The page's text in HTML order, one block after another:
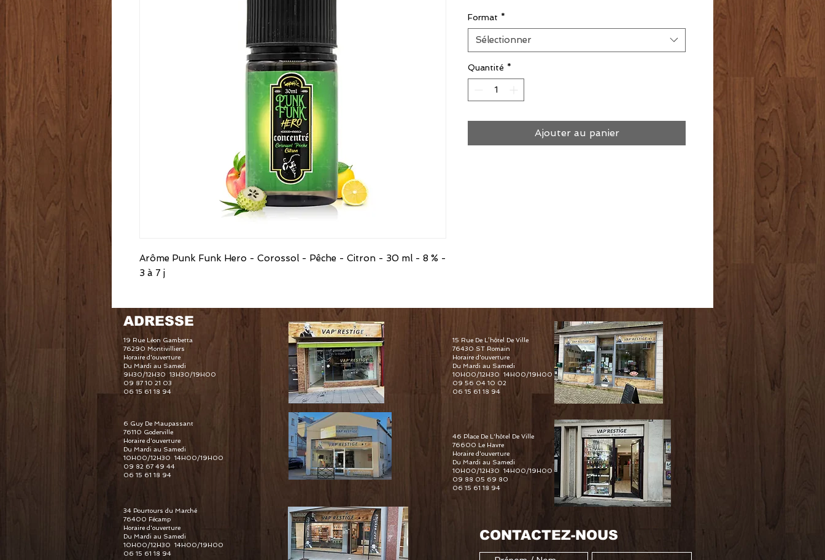
Arôme Punk Funk Hero - Corossol - Pêche - Citron - 30 ml - 8 % -
3 à 7 j
Format *
Sélectionner
Quantité *
Ajouter au panier
ADRESSE
19 Rue Léon Gambetta
76290 Montivilliers
Horaire d'ouverture
Du Mardi au Samedi
9H30/12H30 13H30/19H00
09 87 10 21 03
06 15 61 18 94
15 Rue De L’hôtel De Ville
76430 ST Romain
Horaire d'ouverture
Du Mardi au Samedi
10H00/12H30 14H00/19H00
09 56 04 10 02
06 15 61 18 94
6 Guy De Maupassant
76110 Goderville
Horaire d'ouverture
Du Mardi au Samedi
10H00/12H30 14H00/19H00
09 82 67 49 44
06 15 61 18 94
46 Place De L'hôtel De Ville
76600 Le Havre
Horaire d'ouverture
Du Mardi au Samedi
10H00/12H30 14H00/19H00
09 88 05 69 80
06 15 61 18 94
34 Pourtours du Marché
76400 Fécamp
Horaire d'ouverture
Du Mardi au Samedi
10H00/12H30 14H00/19H00
06 15 61 18 94
CONTACTEZ-NOUS